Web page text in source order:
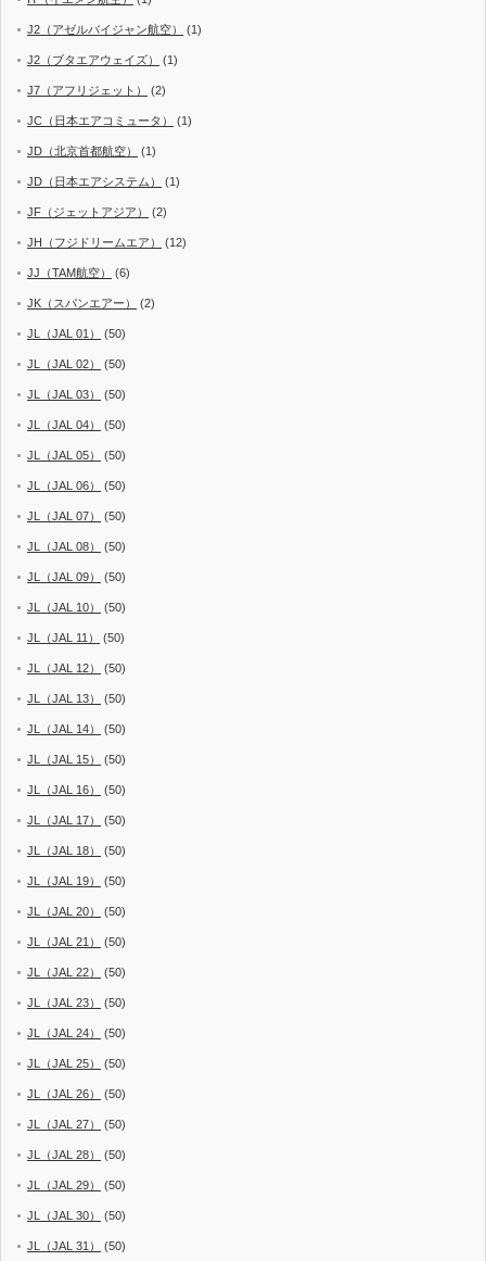
J2（アゼルバイジャン航空） (1)
J2（ブタエアウェイズ） (1)
J7（アフリジェット） (2)
JC（日本エアコミュータ） (1)
JD（北京首都航空） (1)
JD（日本エアシステム） (1)
JF（ジェットアジア） (2)
JH（フジドリームエア） (12)
JJ（TAM航空） (6)
JK（スパンエアー） (2)
JL（JAL 01） (50)
JL（JAL 02） (50)
JL（JAL 03） (50)
JL（JAL 04） (50)
JL（JAL 05） (50)
JL（JAL 06） (50)
JL（JAL 07） (50)
JL（JAL 08） (50)
JL（JAL 09） (50)
JL（JAL 10） (50)
JL（JAL 11） (50)
JL（JAL 12） (50)
JL（JAL 13） (50)
JL（JAL 14） (50)
JL（JAL 15） (50)
JL（JAL 16） (50)
JL（JAL 17） (50)
JL（JAL 18） (50)
JL（JAL 19） (50)
JL（JAL 20） (50)
JL（JAL 21） (50)
JL（JAL 22） (50)
JL（JAL 23） (50)
JL（JAL 24） (50)
JL（JAL 25） (50)
JL（JAL 26） (50)
JL（JAL 27） (50)
JL（JAL 28） (50)
JL（JAL 29） (50)
JL（JAL 30） (50)
JL（JAL 31） (50)